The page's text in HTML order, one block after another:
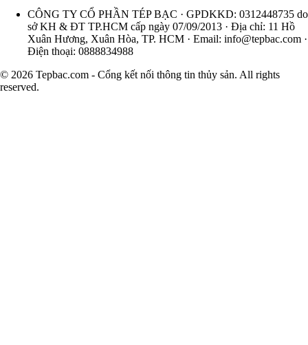
CÔNG TY CỔ PHẦN TÉP BẠC · GPDKKD: 0312448735 do
sở KH & ĐT TP.HCM cấp ngày 07/09/2013 · Địa chỉ: 11 Hồ
Xuân Hương, Xuân Hòa, TP. HCM · Email: info@tepbac.com ·
Điện thoại: 0888834988
© 2026 Tepbac.com - Cổng kết nối thông tin thủy sản. All rights
reserved.